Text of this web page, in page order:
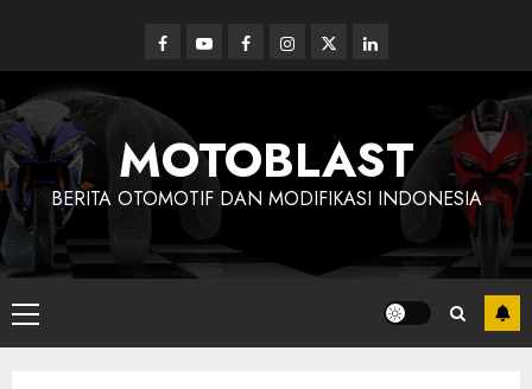
content
Facebook
YoutubeFacebookInstagram
Twitterlinkedin
MOTOBLAST
BERITA OTOMOTIF DAN MODIFIKASI INDONESIA
Primary
Menu